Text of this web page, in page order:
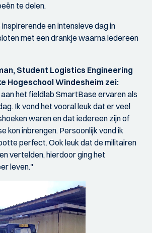
te delen.
en intensieve dag in
met een drankje waarna iedereen
Student Logistics Engineering
Hogeschool Windesheim zei:
het fieldlab SmartBase ervaren als
Ik vond het vooral leuk dat er veel
waren en dat iedereen zijn of
kon inbrengen. Persoonlijk vond ik
perfect. Ook leuk dat de militairen
vertelden, hierdoor ging het
leven."